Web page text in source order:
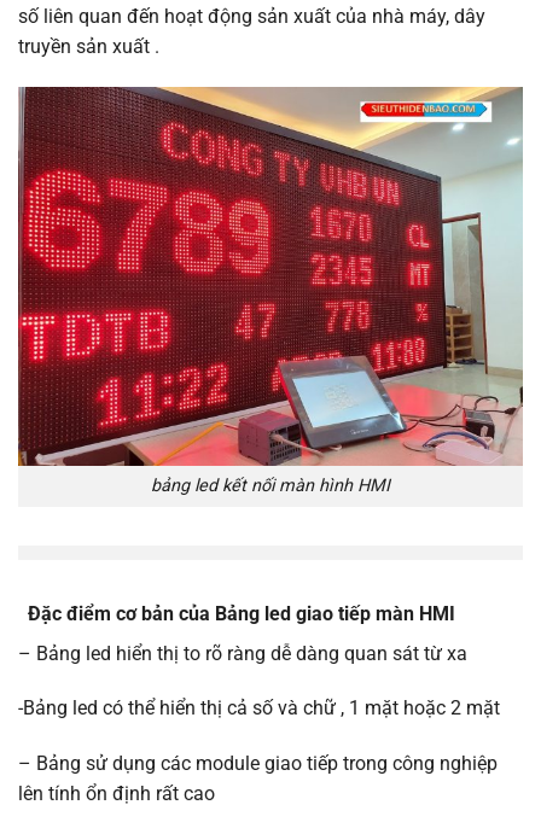
số liên quan đến hoạt động sản xuất của nhà máy, dây
truyền sản xuất .
bảng led kết nối màn hình HMI
Đặc điểm cơ bản của Bảng led giao tiếp màn HMI
– Bảng led hiển thị to rõ ràng dễ dàng quan sát từ xa
-Bảng led có thể hiển thị cả số và chữ , 1 mặt hoặc 2 mặt
– Bảng sử dụng các module giao tiếp trong công nghiệp
lên tính ổn định rất cao